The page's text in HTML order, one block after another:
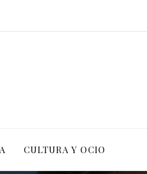
CULTURA Y OCIO